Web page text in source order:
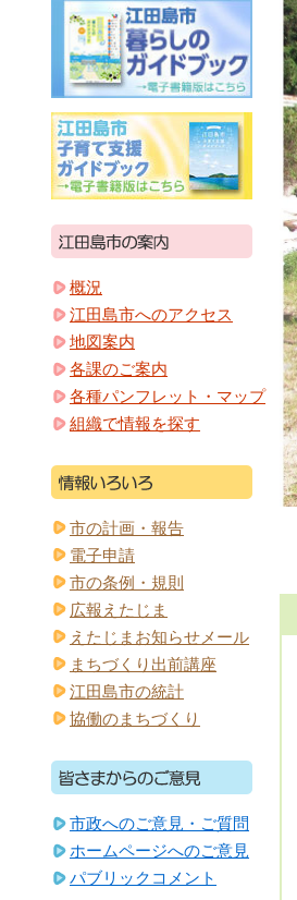
概況
江田島市へのアクセス
地図案内
各課のご案内
各種パンフレット・マップ
組織で情報を探す
市の計画・報告
電子申請
市の条例・規則
広報えたじま
えたじまお知らせメール
まちづくり出前講座
江田島市の統計
協働のまちづくり
市政へのご意見・ご質問
ホームページへのご意見
パブリックコメント